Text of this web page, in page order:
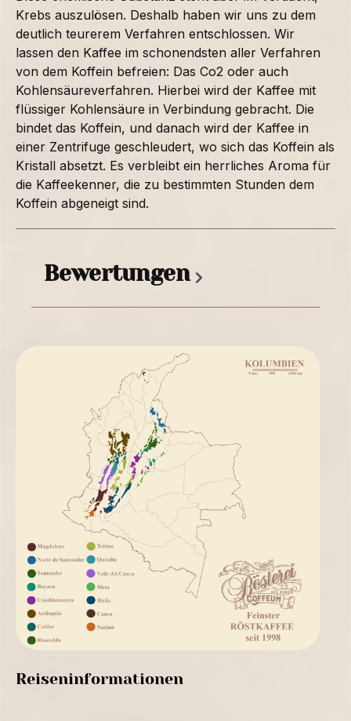
Reiseninformationen
Krebs auszulösen. Deshalb haben wir uns zu dem
deutlich teurerem Verfahren entschlossen. Wir
lassen den Kaffee im schonendsten aller Verfahren
von dem Koffein befreien: Das Co2 oder auch
Kohlensäureverfahren. Hierbei wird der Kaffee mit
flüssiger Kohlensäure in Verbindung gebracht. Die
bindet das Koffein, und danach wird der Kaffee in
einer Zentrifuge geschleudert, wo sich das Koffein als
Kristall absetzt. Es verbleibt ein herrliches Aroma für
die Kaffeekenner, die zu bestimmten Stunden dem
Koffein abgeneigt sind.
Bewertungen